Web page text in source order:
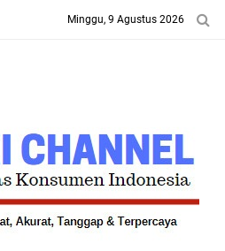
Minggu, 9 Agustus 2026